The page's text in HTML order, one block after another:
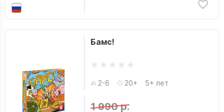
Бамс!
2-6 20+ 5+ лет
1 990 р.